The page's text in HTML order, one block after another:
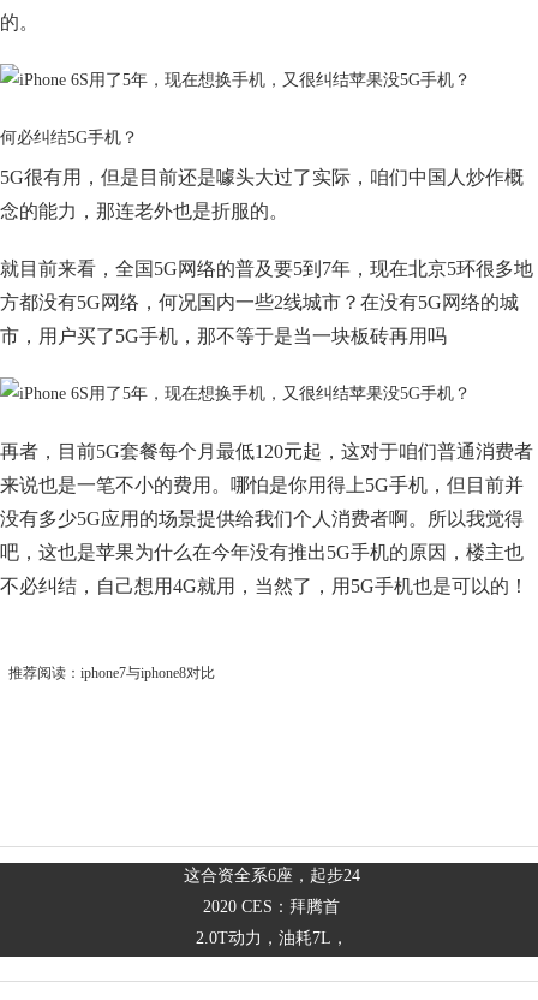
的。
何必纠结5G手机？
5G很有用，但是目前还是噱头大过了实际，咱们中国人炒作概
念的能力，那连老外也是折服的。
就目前来看，全国5G网络的普及要5到7年，现在北京5环很多地
方都没有5G网络，何况国内一些2线城市？在没有5G网络的城
市，用户买了5G手机，那不等于是当一块板砖再用吗
再者，目前5G套餐每个月最低120元起，这对于咱们普通消费者
来说也是一笔不小的费用。哪怕是你用得上5G手机，但目前并
没有多少5G应用的场景提供给我们个人消费者啊。所以我觉得
吧，这也是苹果为什么在今年没有推出5G手机的原因，楼主也
不必纠结，自己想用4G就用，当然了，用5G手机也是可以的！
推荐阅读： iphone7与iphone8对比
这合资全系6座，起步24
2020 CES：拜腾首
2.0T动力，油耗7L，